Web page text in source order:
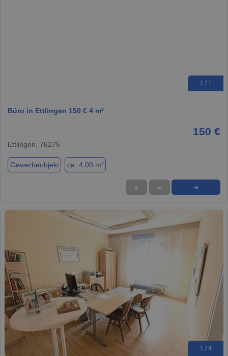
1 / 1
Büro in Ettlingen 150 € 4 m²
150 €
Ettlingen, 76275
Gewerbeobjekt ca. 4,00 m²
★ ➦ ➜
1 / 4